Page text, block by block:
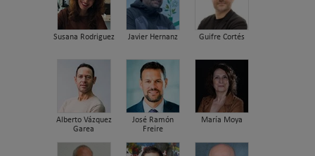
Susana Rodriguez Javier Hernanz Guifre Cortés
Alberto Vázquez
Garea
José Ramón
Freire
María Moya